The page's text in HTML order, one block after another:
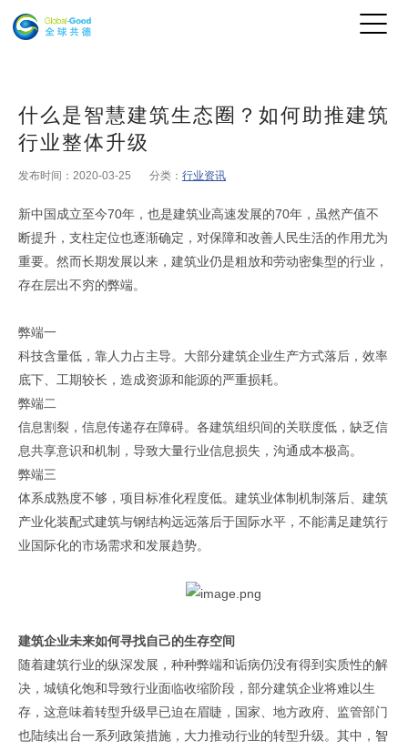
什么是智慧建筑生态圈？如何助推建筑
行业整体升级
发布时间：2020-03-25 分类： 行业资讯
新中国成立至今70年，也是建筑业高速发展的70年，虽然产值不
断提升，支柱定位也逐渐确定，对保障和改善人民生活的作用尤为
重要。然而长期发展以来，建筑业仍是粗放和劳动密集型的行业，
存在层出不穷的弊端。
弊端一
科技含量低，靠人力占主导。大部分建筑企业生产方式落后，效率
底下、工期较长，造成资源和能源的严重损耗。
弊端二
信息割裂，信息传递存在障碍。各建筑组织间的关联度低，缺乏信
息共享意识和机制，导致大量行业信息损失，沟通成本极高。
弊端三
体系成熟度不够，项目标准化程度低。建筑业体制机制落后、建筑
产业化装配式建筑与钢结构远远落后于国际水平，不能满足建筑行
业国际化的市场需求和发展趋势。
建筑企业未来如何寻找自己的生存空间
随着建筑行业的纵深发展，种种弊端和诟病仍没有得到实质性的解
决，城镇化饱和导致行业面临收缩阶段，部分建筑企业将难以生
存，这意味着转型升级早已迫在眉睫，国家、地方政府、监管部门
也陆续出台一系列政策措施，大力推动行业的转型升级。其中， 智